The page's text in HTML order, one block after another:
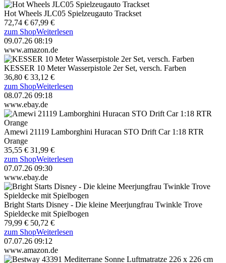
Hot Wheels JLC05 Spielzeugauto Trackset
72,74 € 67,99 €
zum ShopWeiterlesen
09.07.26 08:19
www.amazon.de
KESSER 10 Meter Wasserpistole 2er Set, versch. Farben
36,80 € 33,12 €
zum ShopWeiterlesen
08.07.26 09:18
www.ebay.de
Amewi 21119 Lamborghini Huracan STO Drift Car 1:18 RTR
Orange
35,55 € 31,99 €
zum ShopWeiterlesen
07.07.26 09:30
www.ebay.de
Bright Starts Disney - Die kleine Meerjungfrau Twinkle Trove
Spieldecke mit Spielbogen
79,99 € 50,72 €
zum ShopWeiterlesen
07.07.26 09:12
www.amazon.de